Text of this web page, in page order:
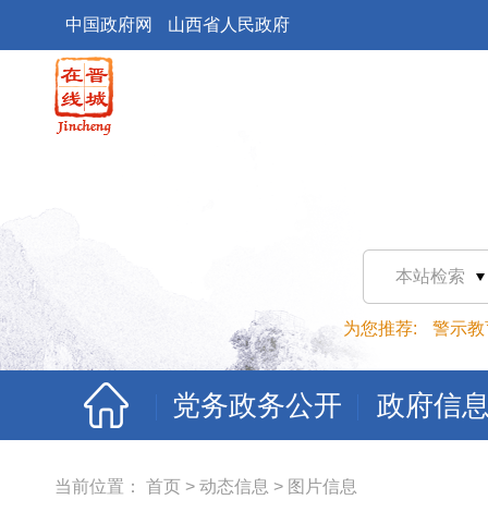
中国政府网 山西省人民政府
本站检索
为您推荐: 警示教
党务政务公开 政府信
当前位置： 首页 > 动态信息 > 图片信息